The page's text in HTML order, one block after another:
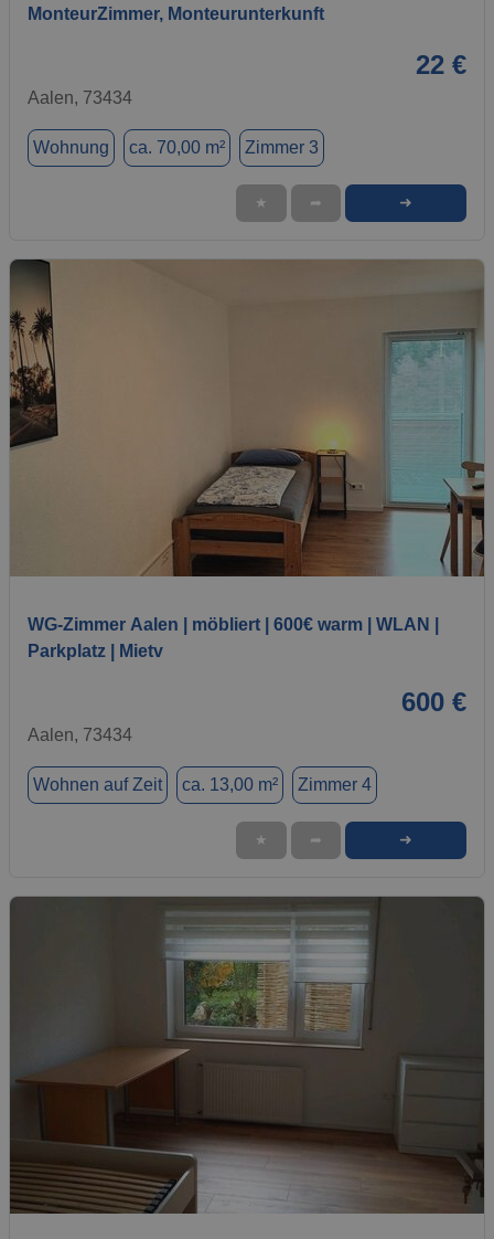
MonteurZimmer, Monteurunterkunft
22 €
Aalen, 73434
Wohnung ca. 70,00 m² Zimmer 3
★ ➦ ➜
1 / 7
WG-Zimmer Aalen | möbliert | 600€ warm | WLAN |
Parkplatz | Mietv
600 €
Aalen, 73434
Wohnen auf Zeit ca. 13,00 m² Zimmer 4
★ ➦ ➜
1 / 20